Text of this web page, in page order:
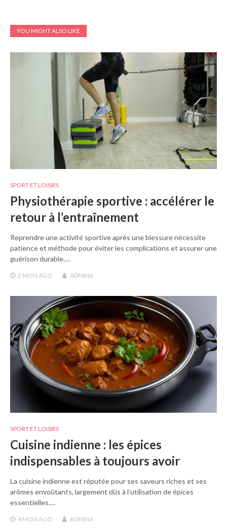
YOU MIGHT ALSO LIKE
SPORT ET LOISIRS
Physiothérapie sportive : accélérer le
retour à l’entraînement
Reprendre une activité sportive après une blessure nécessite
patience et méthode pour éviter les complications et assurer une
guérison durable.…
2 MOIS AGO ADMIN6
SPORT ET LOISIRS
Cuisine indienne : les épices
indispensables à toujours avoir
La cuisine indienne est réputée pour ses saveurs riches et ses
arômes envoûtants, largement dûs à l’utilisation de épices
essentielles.…
4 MOIS AGO ADMIN6